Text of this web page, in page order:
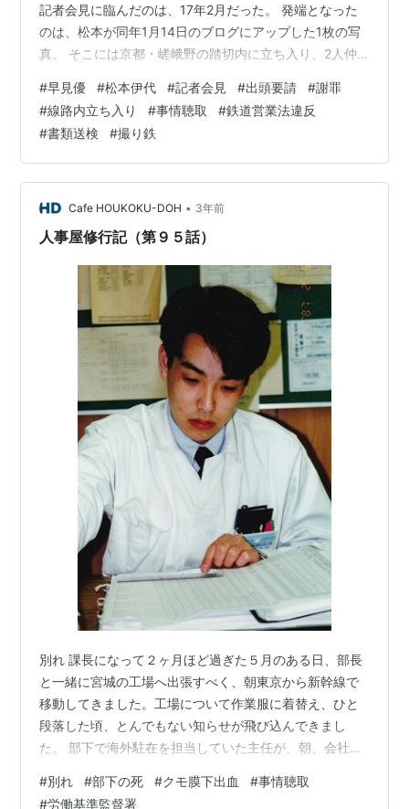
記者会見に臨んだのは、17年2月だった。 発端となった
のは、松本が同年1月14日のブログにアップした1枚の写
真。 そこには京都・嵯峨野の踏切内に立ち入り、2人仲
切で優ちゃんとパシャリ」「その瞬間踏切が鳴り、慌て
て逃げる2人」といった文章が綴られていたのだ。 むろ
ん、アップされた写真にも「立ち入り禁止」表示が写り
込んでおり、線路内が立ち入り禁止であることは言うま
でもない。 さっそくSNS上には「これは非常識！」「進
入禁止を知らないのか」「芸能…
#早見優 #松本伊代 #記者会見 #出頭要請 #謝罪
#線路内立ち入り #事情聴取 #鉄道営業法違反
#書類送検 #撮り鉄
Cafe HOUKOKU-DOH • 3年前
人事屋修行記（第９５話）
別れ 課長になって２ヶ月ほど過ぎた５月のある日、部長
と一緒に宮城の工場へ出張すべく、朝東京から新幹線で
移動してきました。工場について作業服に着替え、ひと
段落した頃、とんでもない知らせが飛び込んできまし
た。 部下で海外駐在を担当していた主任が、朝、会社で
に行って話を聞いてみると、普通に出社してお茶を飲み
#別れ #部下の死 #クモ膜下出血 #事情聴取
#労働基準監督署